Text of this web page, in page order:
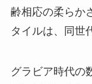
齢相応の柔らか
タイルは、同世
グラビア時代の